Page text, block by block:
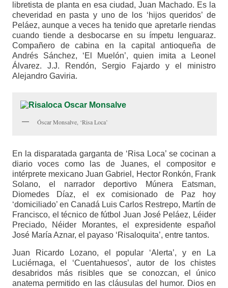
libretista de planta en esa ciudad, Juan Machado. Es la
cheveridad en pasta y uno de los ‘hijos queridos’ de
Peláez, aunque a veces ha tenido que apretarle riendas
cuando tiende a desbocarse en su ímpetu lenguaraz.
Compañero de cabina en la capital antioqueña de
Andrés Sánchez, ‘El Muelón’, quien imita a Leonel
Álvarez. J.J. Rendón, Sergio Fajardo y el ministro
Alejandro Gaviria.
Óscar Monsalve, ‘Risa Loca’
En la disparatada garganta de ‘Risa Loca’ se cocinan a
diario voces como las de Juanes, el compositor e
intérprete mexicano Juan Gabriel, Hector Ronkón, Frank
Solano, el narrador deportivo Múnera Eatsman,
Diomedes Díaz, el ex comisionado de Paz hoy
‘domiciliado’ en Canadá Luis Carlos Restrepo, Martín de
Francisco, el técnico de fútbol Juan José Peláez, Léider
Preciado, Néider Morantes, el expresidente español
José María Aznar, el payaso ‘Risaloquita’, entre tantos.
Juan Ricardo Lozano, el popular ‘Alerta’, y en La
Luciérnaga, el ‘Cuentahuesos’, autor de los chistes
desabridos más risibles que se conozcan, el único
anatema permitido en las cláusulas del humor. Dios en